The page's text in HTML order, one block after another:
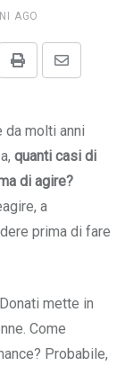
AGO
Print
Share
Email
da molti anni
quanti casi di
di agire?
a
prima di fare
mette in
Come
Probabile,